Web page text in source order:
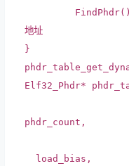
地址
}
Elf32_Phdr*
phdr_count,
load_bias,